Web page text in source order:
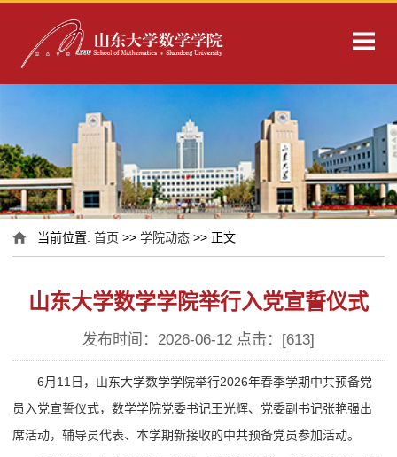
当前位置:首页 >>学院动态 >> 正文
山东大学数学学院举行入党宣誓仪式
发布时间：2026-06-12 点击：[613]
6月11日，山东大学数学学院举行2026年春季学期中共预备党
员入党宣誓仪式，数学学院党委书记王光辉、党委副书记张艳强出
席活动，辅导员代表、本学期新接收的中共预备党员参加活动。